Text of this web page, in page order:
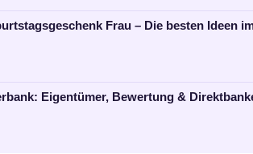
Frau – Die besten Ideen
Eigentümer, Bewertung &